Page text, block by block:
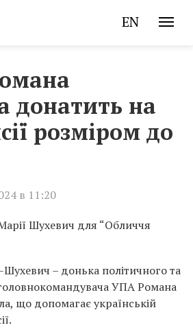
EN
донатить на
розміром до
в 11:20
Шухевич для “Обличчя
– донька політичного та
УПА Романа
що допомагає українській